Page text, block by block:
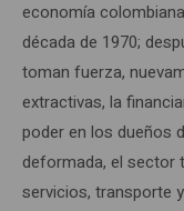
economía
década de 1970;
toman fuerza,
extractivas, la
poder en los dueños
deformada, el sector
servicios, transporte